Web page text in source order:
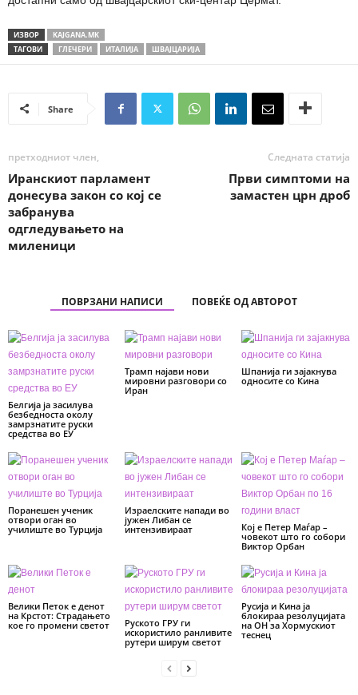
ИЗВОР
KAJGANA.MK
ТАГОВИ
ГЛЕЧЕРИ ИТАЛИЈА ШВАЈЦАРИЈА
Share
претходниот член,
Иранскиот парламент
донесува закон со кој се
забранува
одгледувањето на
миленици
Следната статија
Први симптоми на
замастен црн дроб
ПОВРЗАНИ НАПИСИ ПОВЕЌЕ ОД АВТОРОТ
Белгија ја засилува
безбедноста околу
замрзнатите руски
средства во ЕУ
Трамп најави нови
мировни разговори со
Иран
Шпанија ги зајакнува
односите со Кина
Поранешен ученик
отвори оган во
училиште во Турција
Израелските напади во
јужен Либан се
интензивираат
Кој е Петер Маѓар –
човекот што го собори
Виктор Орбан
Велики Петок е денот
на Крстот: Страдањето
кое го промени светот
Руското ГРУ ги
искористило ранливите
рутери ширум светот
Русија и Кина ја
блокираа резолуцијата
на ОН за Хормускиот
теснец